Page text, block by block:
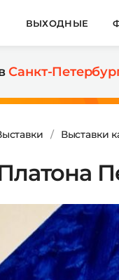
ВЫХОДНЫЕ
Санкт-
Выставки